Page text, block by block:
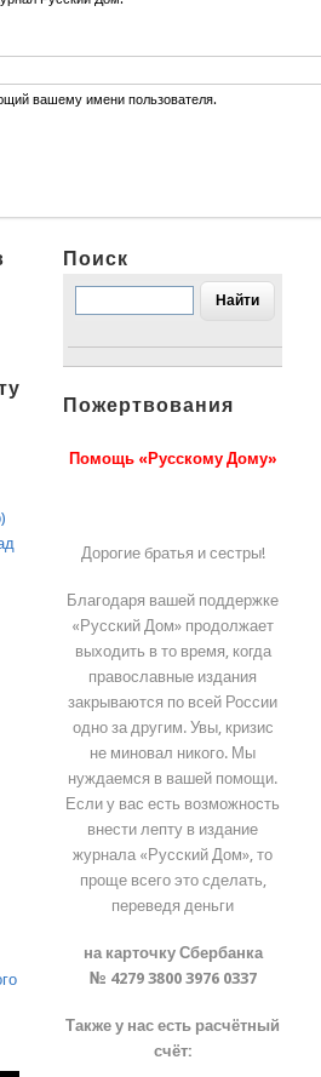
вашему имени пользователя.
Поиск
Пожертвования
Помощь «Русскому Дому»
Дорогие братья и сестры!
Благодаря вашей поддержке
«Русский Дом» продолжает
выходить в то время, когда
православные издания
закрываются по всей России
одно за другим. Увы, кризис
не миновал никого. Мы
нуждаемся в вашей помощи.
Если у вас есть возможность
внести лепту в издание
журнала «Русский Дом», то
проще всего это сделать,
переведя деньги
на карточку Сбербанка
№ 4279 3800 3976 0337
Также у нас есть расчётный
счёт: